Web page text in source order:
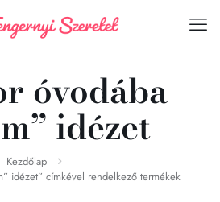
óvodába
idézet
Kezdőlap
idézet” címkével rendelkező termékek